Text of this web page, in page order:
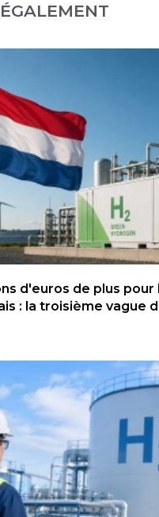
d'euros de plus
: la troisième vague